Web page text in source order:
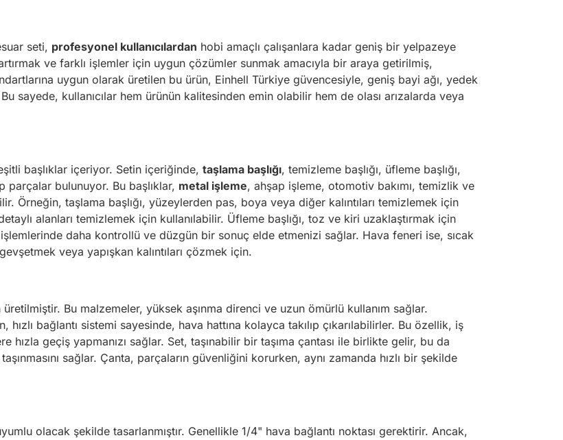
seti, profesyonel kullanıcılardan hobi amaçlı çalışanlara kadar geniş bir yelpazeye
ve farklı işlemler için uygun çözümler sunmak amacıyla bir araya getirilmiş,
uygun olarak üretilen bu ürün, Einhell Türkiye güvencesiyle, geniş bayi ağı, yedek
sayede, kullanıcılar hem ürünün kalitesinden emin olabilir hem de olası arızalarda veya
başlıklar içeriyor. Setin içeriğinde, taşlama başlığı, temizleme başlığı, üfleme başlığı,
parçalar bulunuyor. Bu başlıklar, metal işleme, ahşap işleme, otomotiv bakımı, temizlik ve
Örneğin, taşlama başlığı, yüzeylerden pas, boya veya diğer kalıntıları temizlemek için
alanları temizlemek için kullanılabilir. Üfleme başlığı, toz ve kiri uzaklaştırmak için
daha kontrollü ve düzgün bir sonuç elde etmenizi sağlar. Hava feneri ise, sıcak
veya yapışkan kalıntıları çözmek için.
üretilmiştir. Bu malzemeler, yüksek aşınma direnci ve uzun ömürlü kullanım sağlar.
hızlı bağlantı sistemi sayesinde, hava hattına kolayca takılıp çıkarılabilirler. Bu özellik, iş
hızla geçiş yapmanızı sağlar. Set, taşınabilir bir taşıma çantası ile birlikte gelir, bu da
sağlar. Çanta, parçaların güvenliğini korurken, aynı zamanda hızlı bir şekilde
olacak şekilde tasarlanmıştır. Genellikle 1/4" hava bağlantı noktası gerektirir. Ancak,